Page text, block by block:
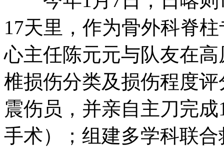
17天里，作为骨外科脊
心主任陈元元与队友在
椎损伤分类及损伤程度
震伤员，并亲自主刀完
手术）；组建多学科联